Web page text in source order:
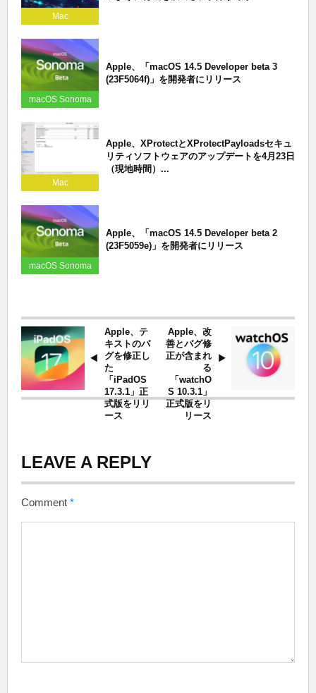
Mac
macOS Sonoma
Apple、「macOS 14.5 Developer beta 3
(23F5064f)」を開発者にリリース
Mac
Apple、XProtectとXProtectPayloadsセキュ
リティソフトウェアのアップデートを4月23日
（現地時間）...
macOS Sonoma
Apple、「macOS 14.5 Developer beta 2
(23F5059e)」を開発者にリリース
Apple、テ
キストのバ
グを修正し
た
「iPadOS
17.3.1」正
式版をリリ
ース
Apple、改
善とバグ修
正が含まれ
る
「watchO
S 10.3.1」
正式版をリ
リース
LEAVE A REPLY
Comment *